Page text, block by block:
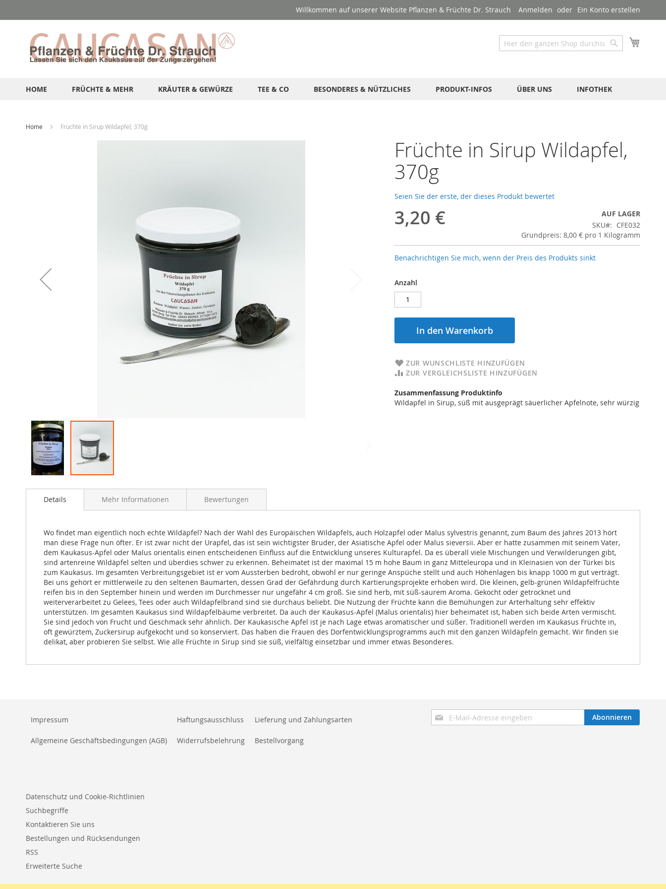
zum
Willkommen auf unserer Website Pflanzen & Früchte Dr. Strauch Anmelden Ein Konto erstellen
Suche
HOME FRÜCHTE & MEHR KRÄUTER & GEWÜRZE TEE & CO BESONDERES & NÜTZLICHES PRODUKT-INFOS ÜBER UNS INFOTHEK
Home Früchte in Sirup Wildapfel, 370g
Früchte in Sirup Wildapfel,
370g
Seien Sie der erste, der dieses Produkt bewertet
3,20 €
AUF LAGER
SKU
CFE032
Grundpreis: 8,00 € pro 1 Kilogramm
Benachrichtigen Sie mich, wenn der Preis des Produkts sinkt
Anzahl
In den Warenkorb
ZUR WUNSCHLISTE HINZUFÜGEN
ZUR VERGLEICHSLISTE HINZUFÜGEN
Zusammenfassung Produktinfo
Wildapfel in Sirup, süß mit ausgeprägt säuerlicher Apfelnote, sehr würzig
Details
Wo findet man eigentlich noch echte Wildäpfel? Nach der Wahl des Europäischen Wildapfels, auch Holzapfel oder Malus sylvestris genannt, zum Baum des Jahres 2013 hört
man diese Frage nun öfter. Er ist zwar nicht der Urapfel, das ist sein wichtigster Bruder, der Asiatische Apfel oder Malus sieversii. Aber er hatte zusammen mit seinem Vater,
dem Kaukasus-Apfel oder Malus orientalis einen entscheidenen Einfluss auf die Entwicklung unseres Kulturapfel. Da es überall viele Mischungen und Verwilderungen gibt,
sind artenreine Wildäpfel selten und überdies schwer zu erkennen. Beheimatet ist der maximal 15 m hohe Baum in ganz Mitteleuropa und in Kleinasien von der Türkei bis
zum Kaukasus. Im gesamten Verbreitungsgebiet ist er vom Aussterben bedroht, obwohl er nur geringe Anspüche stellt und auch Höhenlagen bis knapp 1000 m gut verträgt.
Bei uns gehört er mittlerweile zu den seltenen Baumarten, dessen Grad der Gefährdung durch Kartierungsprojekte erhoben wird. Die kleinen, gelb-grünen Wildapfelfrüchte
reifen bis in den September hinein und werden im Durchmesser nur ungefähr 4 cm groß. Sie sind herb, mit süß-saurem Aroma. Gekocht oder getrocknet und
weiterverarbeitet zu Gelees, Tees oder auch Wildapfelbrand sind sie durchaus beliebt. Die Nutzung der Früchte kann die Bemühungen zur Arterhaltung sehr effektiv
unterstützen. Im gesamten Kaukasus sind Wildapfelbäume verbreitet. Da auch der Kaukasus-Apfel (Malus orientalis) hier beheimatet ist, haben sich beide Arten vermischt.
Sie sind jedoch von Frucht und Geschmack sehr ähnlich. Der Kaukasische Apfel ist je nach Lage etwas aromatischer und süßer. Traditionell werden im Kaukasus Früchte in,
oft gewürztem, Zuckersirup aufgekocht und so konserviert. Das haben die Frauen des Dorfentwicklungsprogramms auch mit den ganzen Wildäpfeln gemacht. Wir finden sie
delikat, aber probieren Sie selbst. Wie alle Früchte in Sirup sind sie süß, vielfältig einsetzbar und immer etwas Besonderes.
Mehr Informationen Bewertungen
Anmeldung
zum
Abonnieren
Impressum Haftungsausschluss Lieferung und Zahlungsarten
Allgemeine Geschäftsbedingungen (AGB) Widerrufsbelehrung Bestellvorgang
Datenschutz und Cookie-Richtlinien
Suchbegriffe
Kontaktieren Sie uns
Bestellungen und Rücksendungen
RSS
Erweiterte Suche